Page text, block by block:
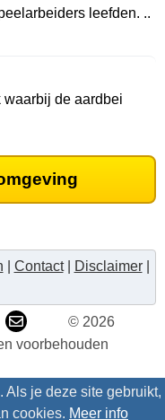
Als je deze site gebruikt,
cookies. Meer info
leefden. ..
waarbij de aardbei
Contact| Disclaimer|
© 2026
voorbehouden